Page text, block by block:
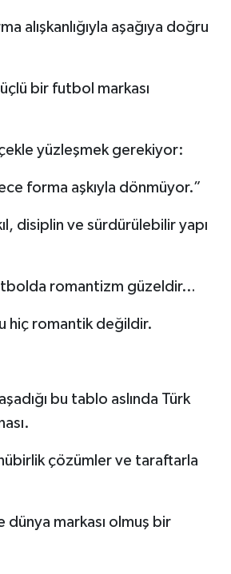
alışkanlığıyla aşağıya doğru
bir futbol markası
yüzleşmek gerekiyor:
forma aşkıyla dönmüyor.”
disiplin ve sürdürülebilir yapı
romantizm güzeldir…
hiç romantik değildir.
bu tablo aslında Türk
çözümler ve taraftarla
markası olmuş bir